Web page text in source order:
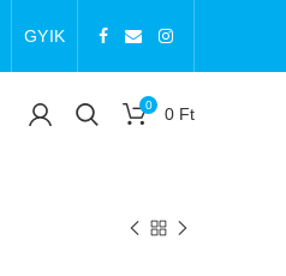
GYIK
0 0 Ft